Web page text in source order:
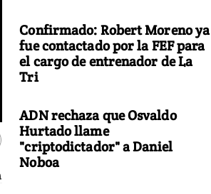
Confirmado: Robert Moreno ya
fue contactado por la FEF para
el cargo de entrenador de La
Tri
ADN rechaza que Osvaldo
Hurtado llame
"criptodictador" a Daniel
Noboa